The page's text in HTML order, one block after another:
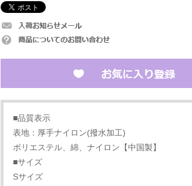
■品質表示
表地：厚手ナイロン(撥水加工)
ポリエステル、綿、ナイロン【中国製】
■サイズ
Sサイズ